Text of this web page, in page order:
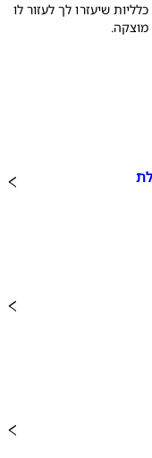
שיעזרו לך לעזור לו
מוצקה.